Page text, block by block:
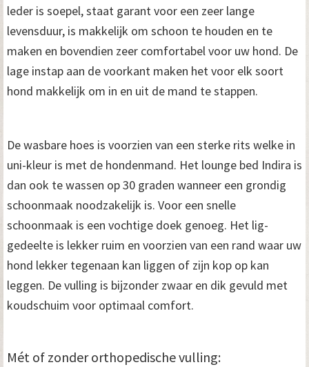
leder is soepel, staat garant voor een zeer lange
levensduur, is makkelijk om schoon te houden en te
maken en bovendien zeer comfortabel voor uw hond. De
lage instap aan de voorkant maken het voor elk soort
hond makkelijk om in en uit de mand te stappen.
De wasbare hoes is voorzien van een sterke rits welke in
uni-kleur is met de hondenmand. Het lounge bed Indira is
dan ook te wassen op 30 graden wanneer een grondig
schoonmaak noodzakelijk is. Voor een snelle
schoonmaak is een vochtige doek genoeg. Het lig-
gedeelte is lekker ruim en voorzien van een rand waar uw
hond lekker tegenaan kan liggen of zijn kop op kan
leggen. De vulling is bijzonder zwaar en dik gevuld met
koudschuim voor optimaal comfort.
Mét of zonder orthopedische vulling: